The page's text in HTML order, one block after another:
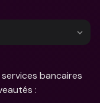
services bancaires
: